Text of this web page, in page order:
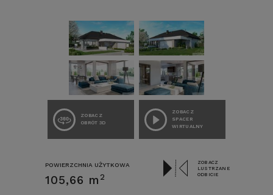
ZOBACZ
OBRÓT 3D
ZOBACZ
SPACER
WIRTUALNY
POWIERZCHNIA UŻYTKOWA
105,66 m 2
ZOBACZ
LUSTRZANE
ODBICIE